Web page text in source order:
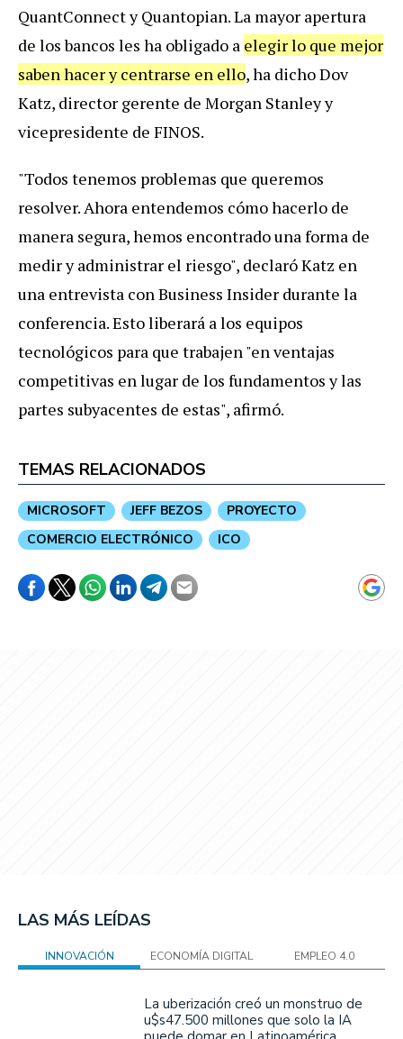
QuantConnect y Quantopian.La mayor apertura
de los bancos les ha obligado a elegir lo que mejor
saben hacer y centrarse en ello, ha dicho Dov
Katz, director gerente de Morgan Stanley y
vicepresidente de FINOS.
"Todos tenemos problemas que queremos
resolver. Ahora entendemos cómo hacerlo de
manera segura, hemos encontrado una forma de
medir y administrar el riesgo", declaró Katz en
una entrevista con Business Insider durante la
conferencia. Esto liberará a los equipos
tecnológicos para que trabajen "en ventajas
competitivas en lugar de los fundamentos y las
partes subyacentes de estas", afirmó.
TEMAS RELACIONADOS
MICROSOFT JEFF BEZOS
PROYECTO
COMERCIO ELECTRÓNICO
ICO
LAS MÁS LEÍDAS
INNOVACIÓN ECONOMÍA DIGITAL EMPLEO 4.0
La uberización creó un monstruo de
u$s47.500 millones que solo la IA